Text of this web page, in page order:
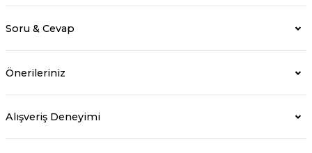
Soru & Cevap
Önerileriniz
Alışveriş Deneyimi